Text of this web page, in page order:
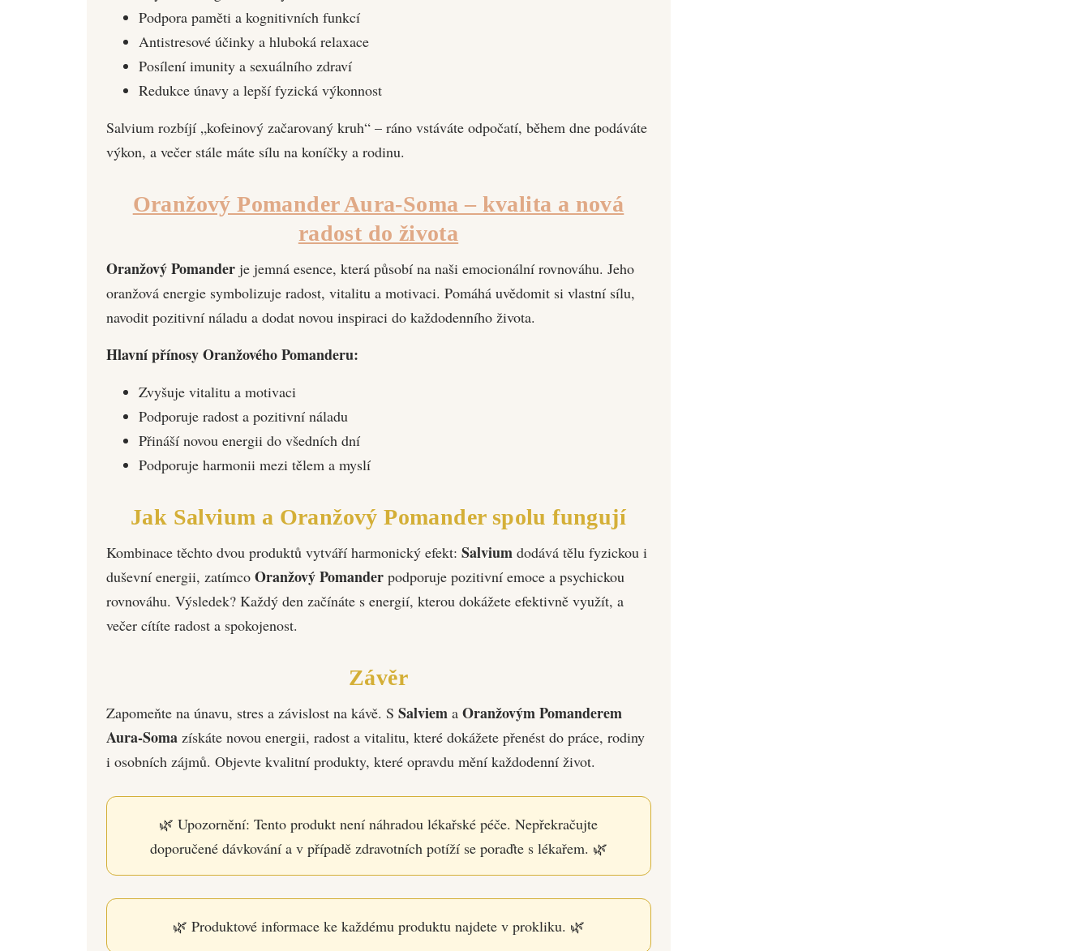
Podpora paměti a kognitivních funkcí
Antistresové účinky a hluboká relaxace
Posílení imunity a sexuálního zdraví
Redukce únavy a lepší fyzická výkonnost
Salvium rozbíjí „kofeinový začarovaný kruh“ – ráno vstáváte odpočatí, během dne podáváte
výkon, a večer stále máte sílu na koníčky a rodinu.
Oranžový Pomander Aura-Soma – kvalita a nová
radost do života
Oranžový Pomanderje jemná esence, která působí na naši emocionální rovnováhu. Jeho
oranžová energie symbolizuje radost, vitalitu a motivaci. Pomáhá uvědomit si vlastní sílu,
navodit pozitivní náladu a dodat novou inspiraci do každodenního života.
Hlavní přínosy Oranžového Pomanderu:
Zvyšuje vitalitu a motivaci
Podporuje radost a pozitivní náladu
Přináší novou energii do všedních dní
Podporuje harmonii mezi tělem a myslí
Jak Salvium a Oranžový Pomander spolu fungují
Kombinace těchto dvou produktů vytváří harmonický efekt: Salvium dodává tělu fyzickou i
duševní energii, zatímco Oranžový Pomanderpodporuje pozitivní emoce a psychickou
rovnováhu. Výsledek? Každý den začínáte s energií, kterou dokážete efektivně využít, a
večer cítíte radost a spokojenost.
Závěr
Zapomeňte na únavu, stres a závislost na kávě. S Salviem a Oranžovým Pomanderem
Aura-Somazískáte novou energii, radost a vitalitu, které dokážete přenést do práce, rodiny
i osobních zájmů. Objevte kvalitní produkty, které opravdu mění každodenní život.
🌿 Upozornění: Tento produkt není náhradou lékařské péče. Nepřekračujte
doporučené dávkování a v případě zdravotních potíží se poraďte s lékařem. 🌿
🌿 Produktové informace ke každému produktu najdete v prokliku. 🌿